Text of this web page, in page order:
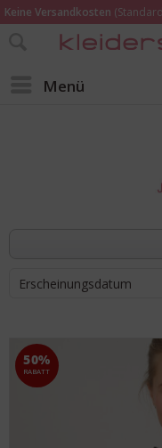
Keine Versandkosten
Online bestellen – im
Menü
Erscheinungsdatum
50%
RABATT